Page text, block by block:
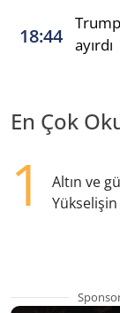
18:44
ayırdı
En Çok
1
Altın ve